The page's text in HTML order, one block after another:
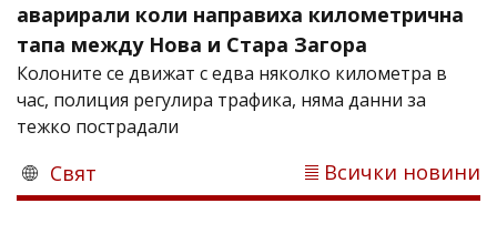
аварирали коли направиха километрична
тапа между Нова и Стара Загора
Колоните се движат с едва няколко километра в
час, полиция регулира трафика, няма данни за
тежко пострадали
Свят Всички новини